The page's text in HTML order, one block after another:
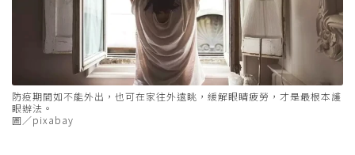
防疫期間如不能外出，也可在家往外遠眺，緩解眼睛疲勞，才是最根本護
眼辦法。
圖／pixabay